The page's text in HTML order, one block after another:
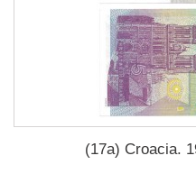
(17a) Croacia.